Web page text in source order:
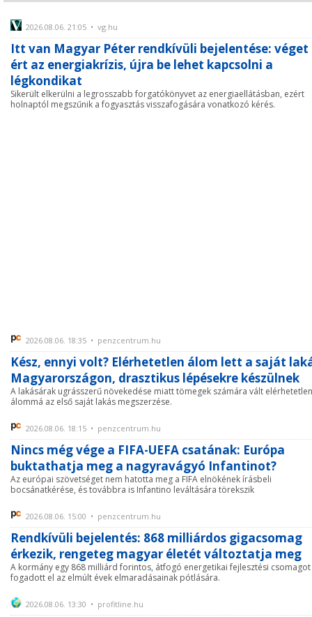
2026.08.06. 21:05 • vg.hu
Itt van Magyar Péter rendkívüli bejelentése: véget
ért az energiakrízis, újra be lehet kapcsolni a
légkondikat
Sikerült elkerülni a legrosszabb forgatókönyvet az energiaellátásban, ezért
holnaptól megszűnik a fogyasztás visszafogására vonatkozó kérés.
2026.08.06. 18:35 • penzcentrum.hu
Kész, ennyi volt? Elérhetetlen álom lett a saját
Magyarországon, drasztikus lépésekre készülnek
A lakásárak ugrásszerű növekedése miatt tömegek számára vált elérhetetlen
álommá az első saját lakás megszerzése.
2026.08.06. 18:15 • penzcentrum.hu
Nincs még vége a FIFA-UEFA csatának: Európa
buktathatja meg a nagyravágyó Infantinot?
Az európai szövetséget nem hatotta meg a FIFA elnökének írásbeli
bocsánatkérése, és továbbra is Infantino leváltására törekszik
2026.08.06. 15:00 • penzcentrum.hu
Rendkívüli bejelentés: 868 milliárdos gigacsomag
érkezik, rengeteg magyar életét változtatja meg
A kormány egy 868 milliárd forintos, átfogó energetikai fejlesztési csomagot
fogadott el az elmúlt évek elmaradásainak pótlására.
2026.08.06. 13:30 • profitline.hu